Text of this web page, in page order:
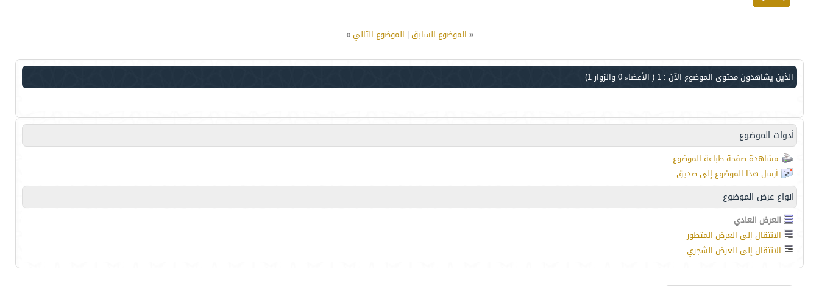
« الموضوع السابق| الموضوع التالي»
الذين يشاهدون محتوى الموضوع الآن : 1 ( الأعضاء 0 والزوار 1)
أدوات الموضوع
مشاهدة صفحة طباعة الموضوع
أرسل هذا الموضوع إلى صديق
انواع عرض الموضوع
العرض العادي
الانتقال إلى العرض المتطور
الانتقال إلى العرض الشجري